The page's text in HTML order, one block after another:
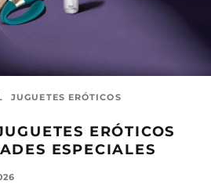
JUGUETES ERÓTICOS
ERÓTICOS
ESPECIALES